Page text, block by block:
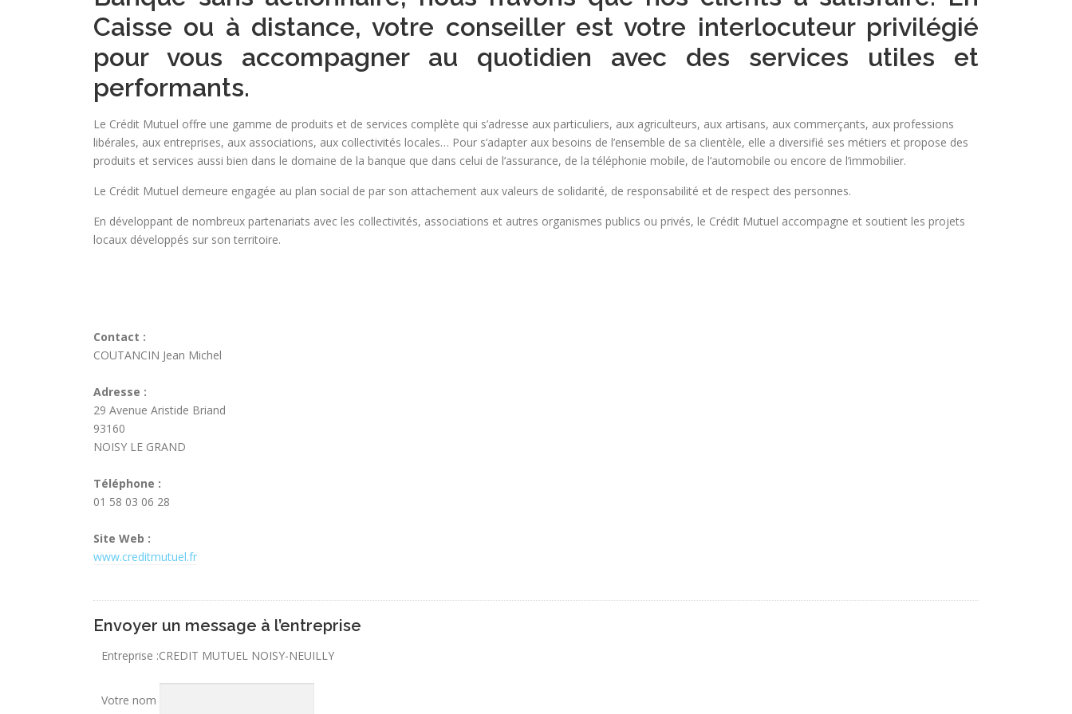
Caisse ou à distance, votre conseiller est votre interlocuteur privilégié
pour vous accompagner au quotidien avec des services utiles et
performants.
Le Crédit Mutuel offre une gamme de produits et de services complète qui s’adresse aux particuliers, aux agriculteurs, aux artisans, aux commerçants, aux professions
libérales, aux entreprises, aux associations, aux collectivités locales… Pour s’adapter aux besoins de l’ensemble de sa clientèle, elle a diversifié ses métiers et propose des
produits et services aussi bien dans le domaine de la banque que dans celui de l’assurance, de la téléphonie mobile, de l’automobile ou encore de l’immobilier.
Le Crédit Mutuel demeure engagée au plan social de par son attachement aux valeurs de solidarité, de responsabilité et de respect des personnes.
En développant de nombreux partenariats avec les collectivités, associations et autres organismes publics ou privés, le Crédit Mutuel accompagne et soutient les projets
locaux développés sur son territoire.
Contact :
COUTANCIN Jean Michel
Adresse :
29 Avenue Aristide Briand
93160
NOISY LE GRAND
Téléphone :
01 58 03 06 28
Site Web :
www.creditmutuel.fr
Envoyer un message à l’entreprise
Entreprise :CREDIT MUTUEL NOISY-NEUILLY
Votre nom